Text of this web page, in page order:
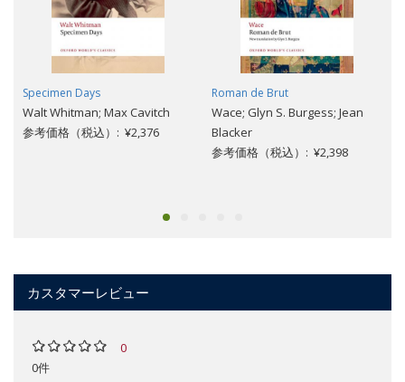
Specimen Days
Walt Whitman; Max Cavitch
参考価格（税込）: ¥2,376
Roman de Brut
Wace; Glyn S. Burgess; Jean
Blacker
参考価格（税込）: ¥2,398
カスタマーレビュー
0
0件